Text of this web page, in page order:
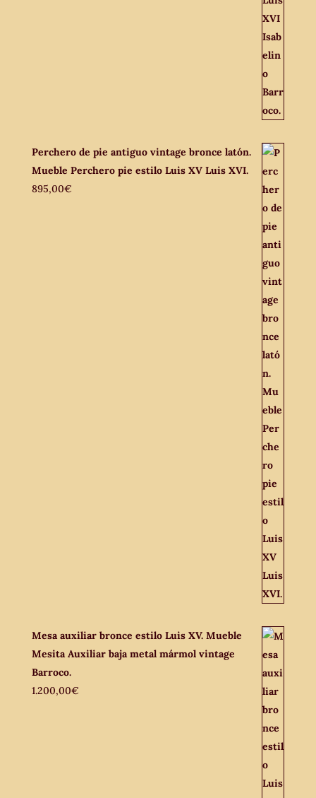
Perchero de pie antiguo vintage bronce latón.
Mueble Perchero pie estilo Luis XV Luis XVI.
895,00€
Mesa auxiliar bronce estilo Luis XV. Mueble
Mesita Auxiliar baja metal mármol vintage
Barroco.
1.200,00€